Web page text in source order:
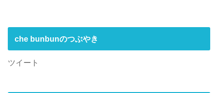
che bunbunのつぶやき
ツイート